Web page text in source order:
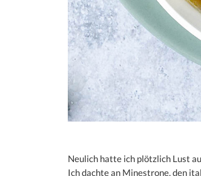
Neulich hatte ich plötzlich Lust
Ich dachte an Minestrone, den